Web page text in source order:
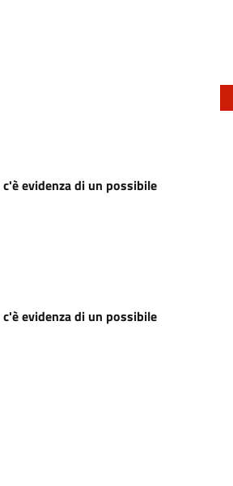
c'è evidenza di un possibile
c'è evidenza di un possibile